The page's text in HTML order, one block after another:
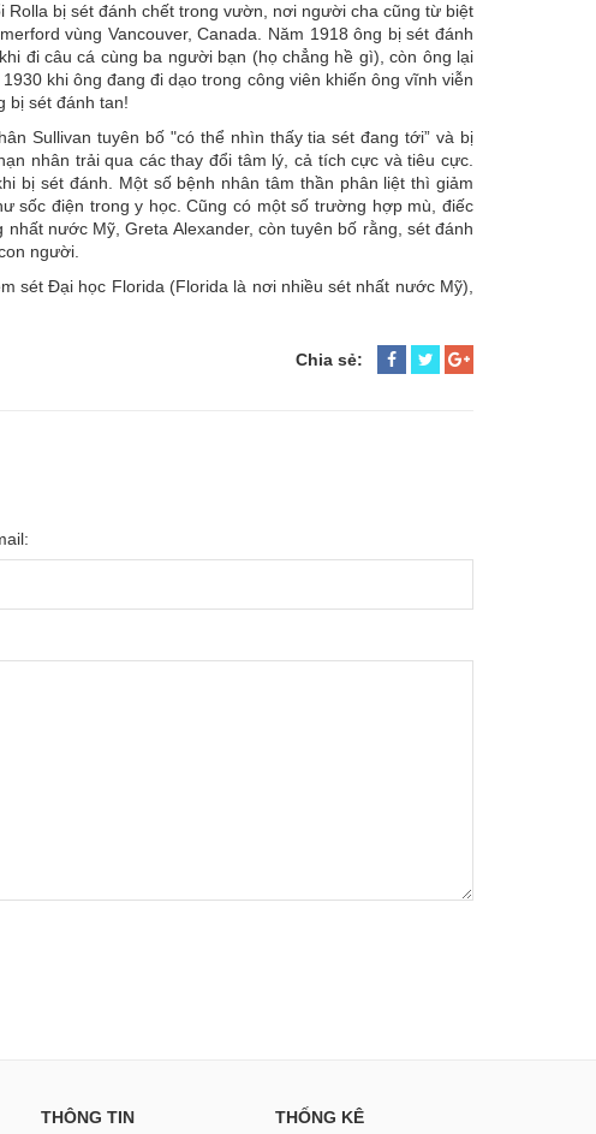
bị sét đánh chết trong vườn, nơi người cha cũng từ biệt
vùng Vancouver,Canada . Năm 1918 ông bị sét đánh
đi câu cá cùng ba người bạn (họ chẳng hề gì), còn ông lại
khi ông đang đi dạo trong công viên khiến ông vĩnh viễn
bị sét đánh tan!
Sullivan tuyên bố "có thể nhìn thấy tia sét đang tới” và bị
nhân trải qua các thay đổi tâm lý, cả tích cực và tiêu cực.
bị sét đánh. Một số bệnh nhân tâm thần phân liệt thì giảm
sốc điện trong y học. Cũng có một số trường hợp mù, điếc
nước Mỹ, Greta Alexander, còn tuyên bố rằng, sét đánh
người.
sét Đại học Florida (Florida là nơi nhiều sét nhất nước Mỹ),
Chia sẻ:
THÔNG TIN THỐNG KÊ